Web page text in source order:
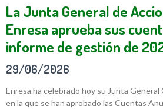
La Junta General de
Enresa aprueba sus
informe de gestión de
29/06/2026
Enresa ha celebrado hoy su Junta
en la que se han aprobado las Cuentas